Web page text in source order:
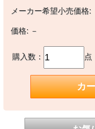
パタゴニアのオリジナルアー
255 g (9 oz)
【素材】
ブルーサインの認証済み。
多少異なる場合があります。
メーカー希望小売価格:
価格:－
購入数： 点